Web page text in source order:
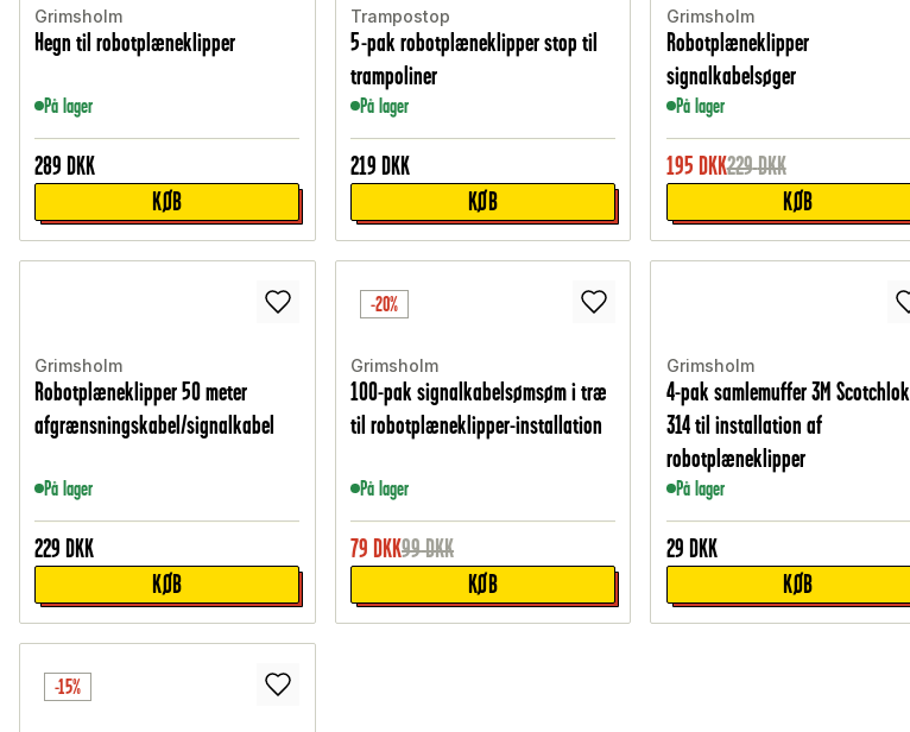
Grimsholm
Hegn til robotplæneklipper
På lager
289 DKK
KØB
Trampostop
5-pak robotplæneklipper stop til
trampoliner
På lager
219 DKK
KØB
Grimsholm
Robotplæneklipper
signalkabelsøger
På lager
195 DKK229DKK
KØB
Grimsholm
Robotplæneklipper 50 meter
afgrænsningskabel/signalkabel
På lager
229 DKK
KØB
-20%
Grimsholm
100-pak signalkabelsømsøm i træ
til robotplæneklipper-installation
På lager
79 DKK99DKK
KØB
Grimsholm
4-pak samlemuffer 3M Scotchlok
314 til installation af
robotplæneklipper
På lager
29 DKK
KØB
-15%